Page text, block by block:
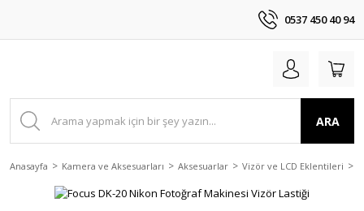
0537 450 40 94
ARA
Anasayfa Kamera ve Aksesuarları Aksesuarlar Vizör ve LCD Eklentileri